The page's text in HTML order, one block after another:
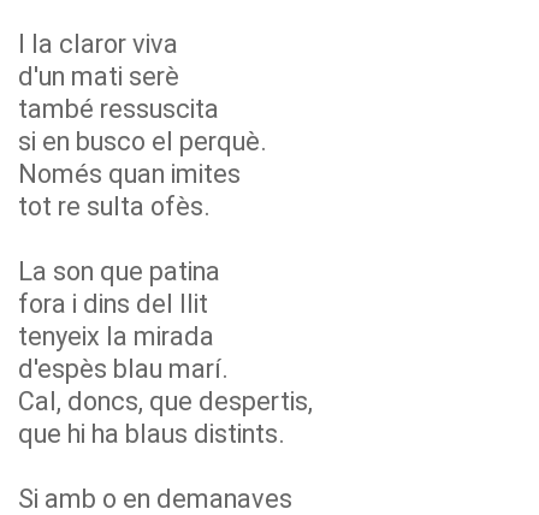
I la claror viva
d'un mati serè
també ressuscita
si en busco el perquè.
Només quan imites
tot re sulta ofès.
La son que patina
fora i dins del llit
tenyeix la mirada
d'espès blau marí.
Cal, doncs, que despertis,
que hi ha blaus distints.
Si amb o en demanaves